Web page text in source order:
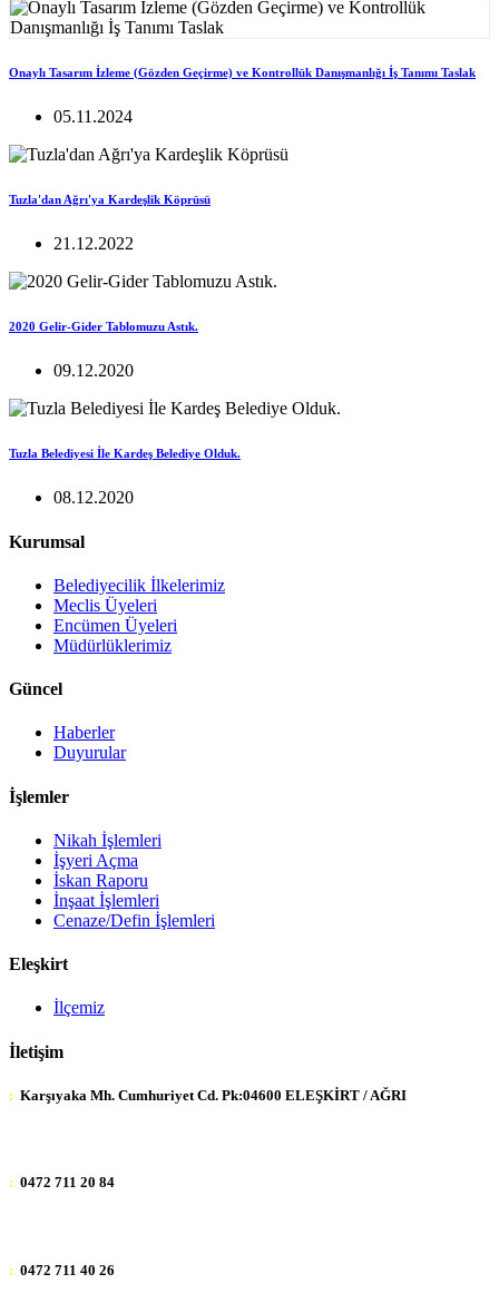
Onaylı Tasarım İzleme (Gözden Geçirme) ve Kontrollük Danışmanlığı İş Tanımı Taslak
05.11.2024
Tuzla'dan Ağrı'ya Kardeşlik Köprüsü
21.12.2022
2020 Gelir-Gider Tablomuzu Astık.
09.12.2020
Tuzla Belediyesi İle Kardeş Belediye Olduk.
08.12.2020
Kurumsal
Belediyecilik İlkelerimiz
Meclis Üyeleri
Encümen Üyeleri
Müdürlüklerimiz
Güncel
Haberler
Duyurular
İşlemler
Nikah İşlemleri
İşyeri Açma
İskan Raporu
İnşaat İşlemleri
Cenaze/Defin İşlemleri
Eleşkirt
İlçemiz
İletişim
: Karşıyaka Mh. Cumhuriyet Cd. Pk:04600 ELEŞKİRT / AĞRI
: 0472 711 20 84
: 0472 711 40 26